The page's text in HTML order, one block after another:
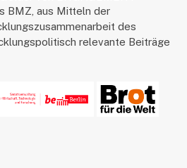
BMZ, aus Mitteln der
des
relevante Beiträge